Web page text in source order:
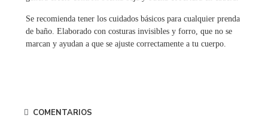
Se recomienda tener los cuidados básicos para cualquier prenda
de baño. Elaborado con costuras invisibles y forro, que no se
marcan y ayudan a que se ajuste correctamente a tu cuerpo.
COMENTARIOS